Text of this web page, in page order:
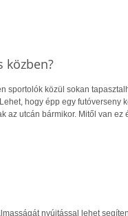
közben?
sportolók közül sokan
hogy épp egy futóverseny
az utcán bármikor. Mitől van ez
nyújtással lehet